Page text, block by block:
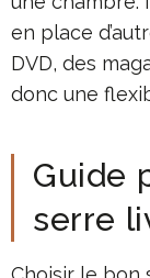
en place
DVD, des
donc une
Guide
serre